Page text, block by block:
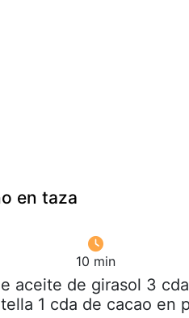
en taza
10 min
aceite de girasol 3
1 cda de cacao en